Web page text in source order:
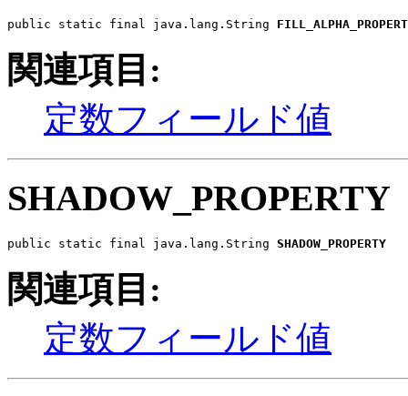
public static final java.lang.String
関連項目:
定数フィールド値
SHADOW_PROPERTY
public static final java.lang.String SHADOW_PROPERTY
関連項目:
定数フィールド値